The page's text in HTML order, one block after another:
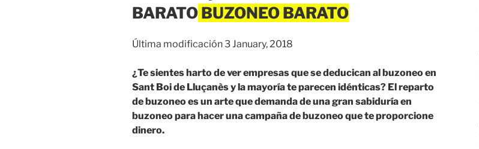
BARATO
Última modificación 3 January, 2018
¿Te sientes harto de ver empresas que se deducican al buzoneo en
Sant Boi de Lluçanès y la mayoría te parecen idénticas? El reparto
de buzoneo es un arte que demanda de una gran sabiduría en
buzoneo para hacer una campaña de buzoneo que te proporcione
dinero.